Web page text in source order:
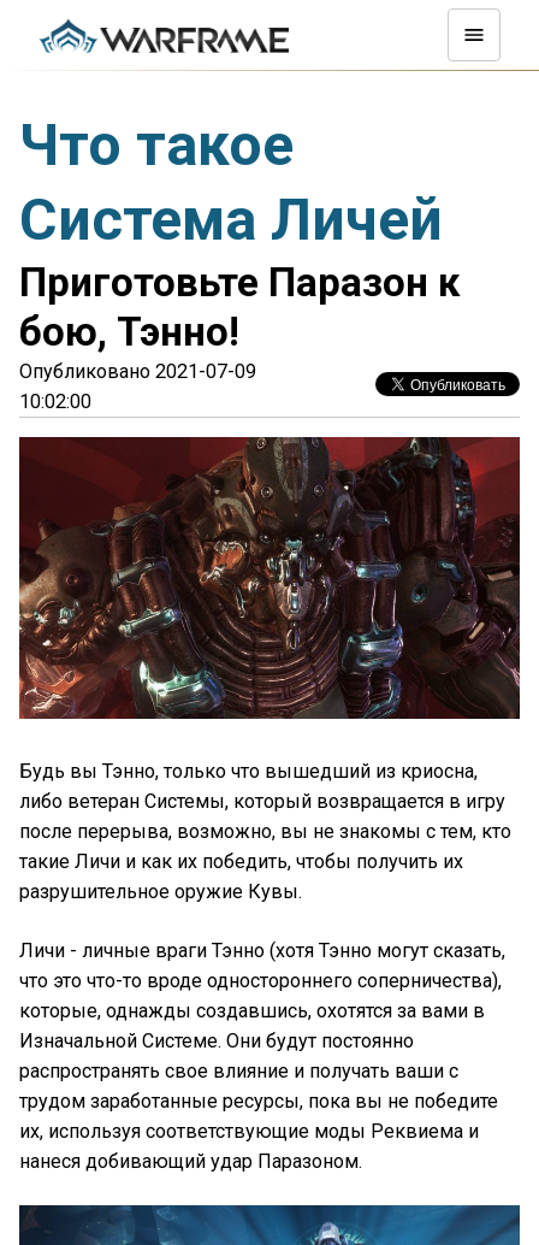
Что такое
Система Личей
Приготовьте Паразон к
бою, Тэнно!
Опубликовано 2021-07-09
10:02:00
Будь вы Тэнно, только что вышедший из криосна,
либо ветеран Системы, который возвращается в игру
после перерыва, возможно, вы не знакомы с тем, кто
такие Личи и как их победить, чтобы получить их
разрушительное оружие Кувы.
Личи - личные враги Тэнно (хотя Тэнно могут сказать,
что это что-то вроде одностороннего соперничества),
которые, однажды создавшись, охотятся за вами в
Изначальной Системе. Они будут постоянно
распространять свое влияние и получать ваши с
трудом заработанные ресурсы, пока вы не победите
их, используя соответствующие моды Реквиема и
нанеся добивающий удар Паразоном.